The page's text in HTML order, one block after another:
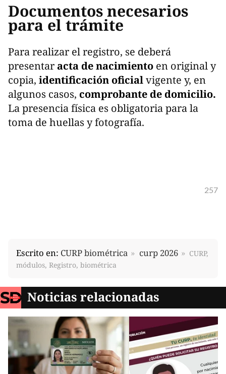
Documentos necesarios
para el trámite
Para realizar el registro, se deberá
presentar acta de nacimiento en original y
copia, identificación oficialvigente y, en
algunos casos, comprobante de domicilio.
La presencia física es obligatoria para la
toma de huellas y fotografía.
257
Escrito en: CURP biométrica curp 2026
CURP,
módulos, Registro, biométrica
Noticias relacionadas